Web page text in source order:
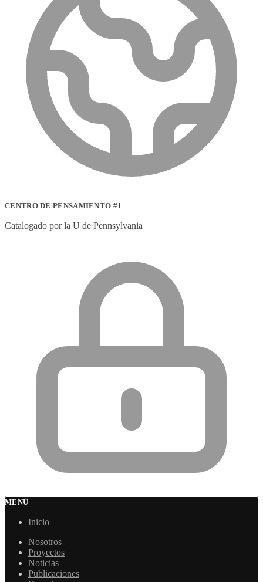
CENTRO DE PENSAMIENTO #1
Catalogado por la U de Pennsylvania
MENÚ
Inicio
Nosotros
Proyectos
Noticias
Publicaciones